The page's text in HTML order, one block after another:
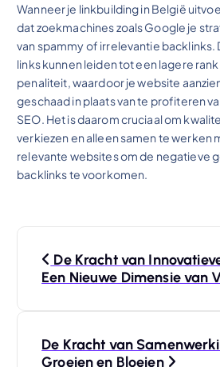
Wanneer je linkbuilding in België
dat zoekmachines zoals Google je
van spammy of irrelevantie backlinks.
links kunnen leiden tot een lagere
penaliteit, waardoor je website
geschaad in plaats van te profiteren
SEO. Het is daarom cruciaal om
verkiezen en alleen samen te werken
relevante websites om de negatieve
backlinks te voorkomen.
De Kracht van
Een Nieuwe Dimensie van
De Kracht van
Groeien en Bloeien